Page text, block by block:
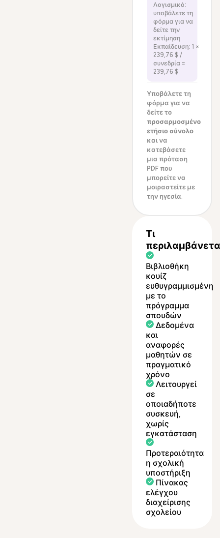
Λογισμικό:
υποβάλετε τη
φόρμα για να
δείτε την
εκτίμηση
Εκπαίδευση: 1 ×
239,76 $ /
συνεδρία =
239,76 $
Υποβάλετε τη
φόρμα για να
δείτε το
προσαρμοσμένο
ετήσιο σύνολο
και να
κατεβάσετε
μια πρόταση
PDF που
μπορείτε να
μοιραστείτε με
την ηγεσία.
Τι
Βιβλιοθήκη
κουίζ
ευθυγραμμισμένη
με το
πρόγραμμα
σπουδών
Δεδομένα
και
αναφορές
μαθητών σε
πραγματικό
χρόνο
Λειτουργεί
σε
οποιαδήποτε
συσκευή,
χωρίς
εγκατάσταση
Προτεραιότητα
η σχολική
υποστήριξη
Πίνακας
ελέγχου
διαχείρισης
σχολείου